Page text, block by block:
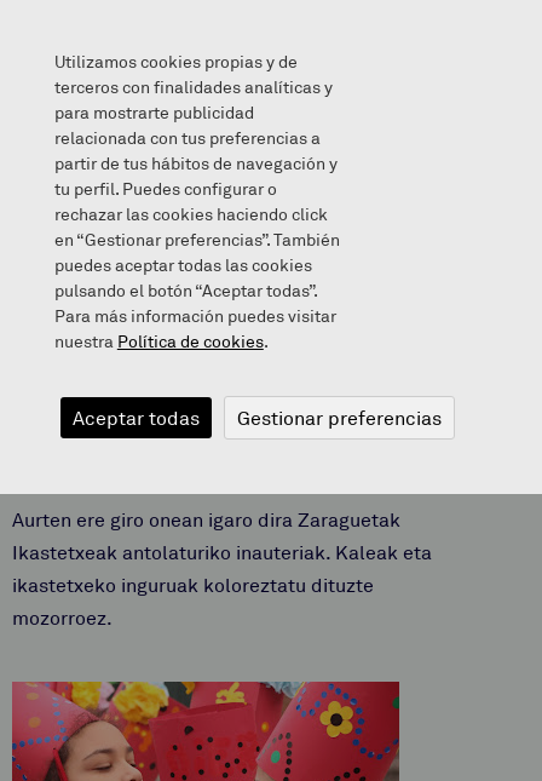
INAUTERIAK 2020
2020/02/21
INAUTERIAK
2020
Aurten ere giro onean igaro dira Zaraguetak
Ikastetxeak antolaturiko inauteriak. Kaleak eta
ikastetxeko inguruak koloreztatu dituzte
mozorroez.
Utilizamos cookies propias y de
terceros con finalidades analíticas y
para mostrarte publicidad
relacionada con tus preferencias a
partir de tus hábitos de navegación y
tu perfil. Puedes configurar o
rechazar las cookies haciendo click
en “Gestionar preferencias”. También
puedes aceptar todas las cookies
pulsando el botón “Aceptar todas”.
Para más información puedes visitar
nuestra Política de cookies.
Aceptar todas Gestionar preferencias